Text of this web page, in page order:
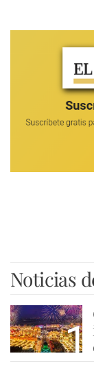
Noticias
1